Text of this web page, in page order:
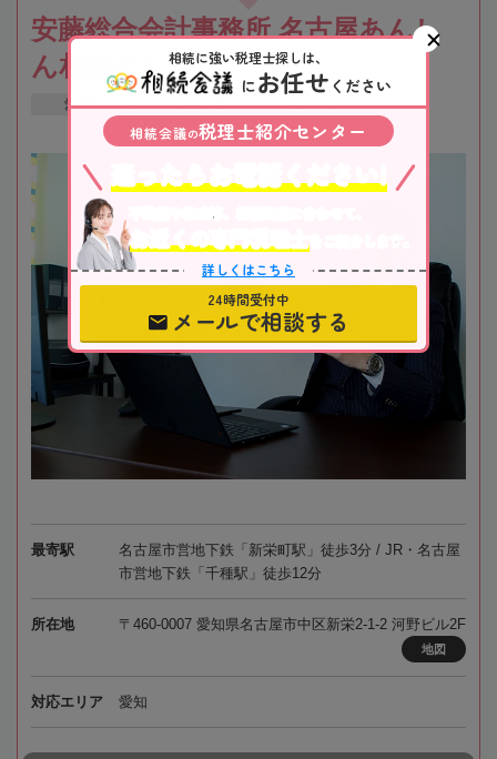
安藤総合会計事務所 名古屋あんし
ん相続センター
愛知県 名古屋市 新栄町駅
最寄駅
名古屋市営地下鉄「新栄町駅」徒歩3分 / JR・名古屋
市営地下鉄「千種駅」徒歩12分
所在地 〒460-0007 愛知県名古屋市中区新栄2-1-2 河野ビル2F
地図
対応エリア 愛知
相続に強い税理士探しは、
にお任せ ください
相続会議の税理士紹介センター
不動産や株式等、相続資産に合わせて、
お近くの専門税理士
をご紹介します。
詳しくはこちら
24時間受付中
メールで相談する